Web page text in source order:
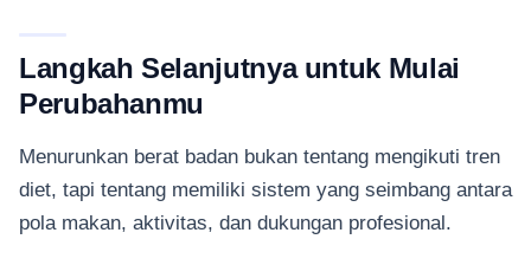
Langkah Selanjutnya untuk Mulai
Perubahanmu
Menurunkan berat badan bukan tentang mengikuti tren
diet, tapi tentang memiliki sistem yang seimbang antara
pola makan, aktivitas, dan dukungan profesional.